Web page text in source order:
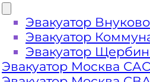
Эвакуатор Внуково
Эвакуатор
Эвакуатор
Эвакуатор Москва